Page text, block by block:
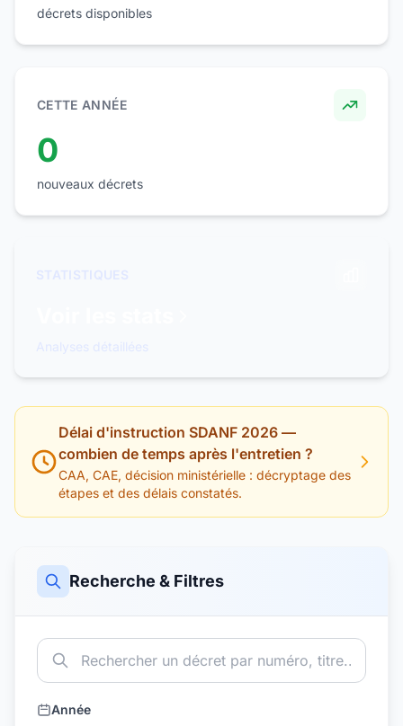
décrets disponibles
CETTE ANNÉE
0
nouveaux décrets
STATISTIQUES
Analyses détaillées
Délai d'instruction SDANF 2026 —
combien de temps après l'entretien ?
CAA, CAE, décision ministérielle : décryptage des
étapes et des délais constatés.
Recherche & Filtres
Année